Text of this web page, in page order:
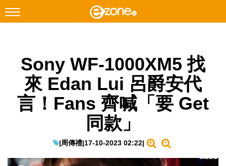
Facebook Instagram
科技焦點
網絡生活
EduTech
Sony WF-1000XM5 找
來 Edan Lui 呂爵安代
言！Fans 齊喊「要 Get
同款」
|周傳禮|17-10-2023 02:22|